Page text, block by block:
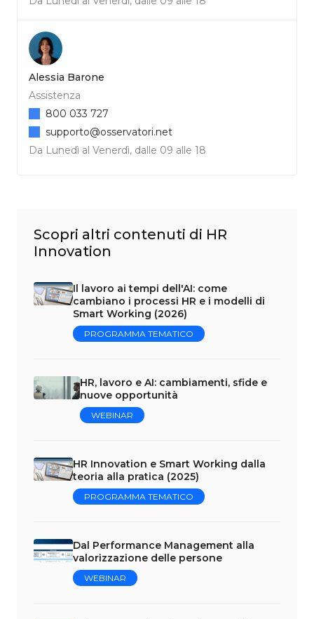
Alessia Barone
Assistenza
Da Lunedì al Venerdì, dalle 09 alle 18
800 033 727
supporto@osservatori.net
Scopri altri contenuti di HR
Innovation
Il lavoro ai tempi dell'AI: come
cambiano i processi HR e i modelli di
Smart Working (2026)
PROGRAMMA TEMATICO
HR, lavoro e AI: cambiamenti, sfide e
nuove opportunità
WEBINAR
HR Innovation e Smart Working dalla
teoria alla pratica (2025)
PROGRAMMA TEMATICO
Dal Performance Management alla
valorizzazione delle persone
WEBINAR